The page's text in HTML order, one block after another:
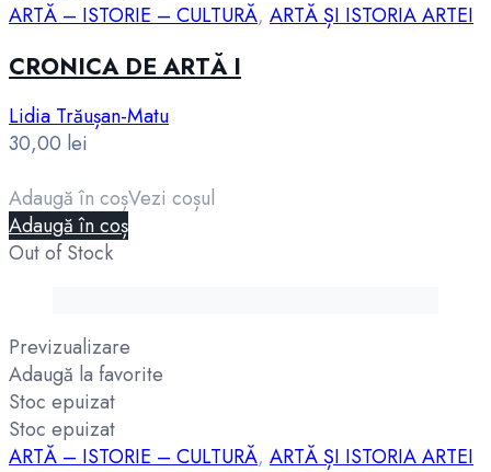
ARTĂ – ISTORIE – CULTURĂ, ARTĂ ȘI ISTORIA ARTEI
CRONICA DE ARTĂ I
Lidia Trăușan-Matu
30,00 lei
Adaugă în coșVezi coșul
Adaugă în coș
Out of Stock
Previzualizare
Adaugă la favorite
Stoc epuizat
Stoc epuizat
ARTĂ – ISTORIE – CULTURĂ, ARTĂ ȘI ISTORIA ARTEI